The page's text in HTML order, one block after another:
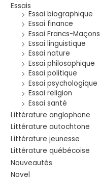
Essais
Essai biographique
Essai finance
Essai Francs-Maçons
Essai linguistique
Essai nature
Essai philosophique
Essai politique
Essai psychologique
Essai religion
Essai santé
Littérature anglophone
Littérature autochtone
Littérature jeunesse
Littérature québécoise
Nouveautés
Novel